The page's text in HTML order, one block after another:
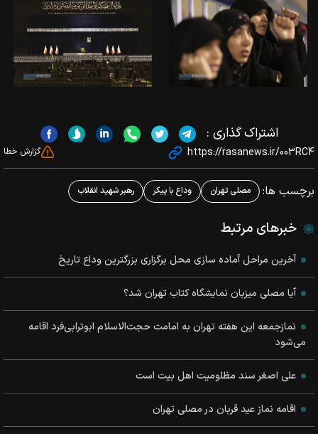
اشتراک گذاری :
https://rasanews.ir/003RC4 گزارش خطا
برچسب ها: مصلی تهران وداع با پیکر رهبر شهید انقلاب
خبرهای مرتبط
آخرین مراحل آماده سازی محل برگزاری بزرگترین وداع تاریخ
آیا مصلی میزبان نمایشگاه کتاب تهران شد؟
نمازجمعه این هفته تهران به امامت حجت‌الاسلام ابوترابی‌فرد اقامه
می‌شود
علی اصغر سند مظلومیت اهل بیت است
اقامه نماز عید قربان در مصلی تهران